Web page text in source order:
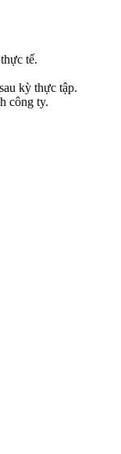
tế.
kỳ thực tập.
công ty.